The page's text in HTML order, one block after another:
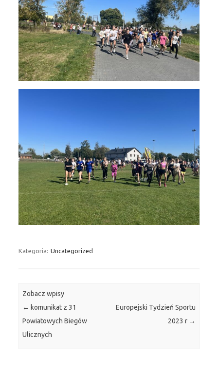
Kategoria: Uncategorized
Zobacz wpisy
← komunikat z 31
Powiatowych Biegów
Ulicznych
Europejski Tydzień Sportu
2023 r →